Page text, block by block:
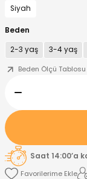
Siyah
Beden
2-3 yaş
3-4 yaş
Beden Ölçü Tablosu
Saat 14:00’a
Takımı
Shirt
Elbise
Alt
ve Patik
Takımı
Takımı
Alt